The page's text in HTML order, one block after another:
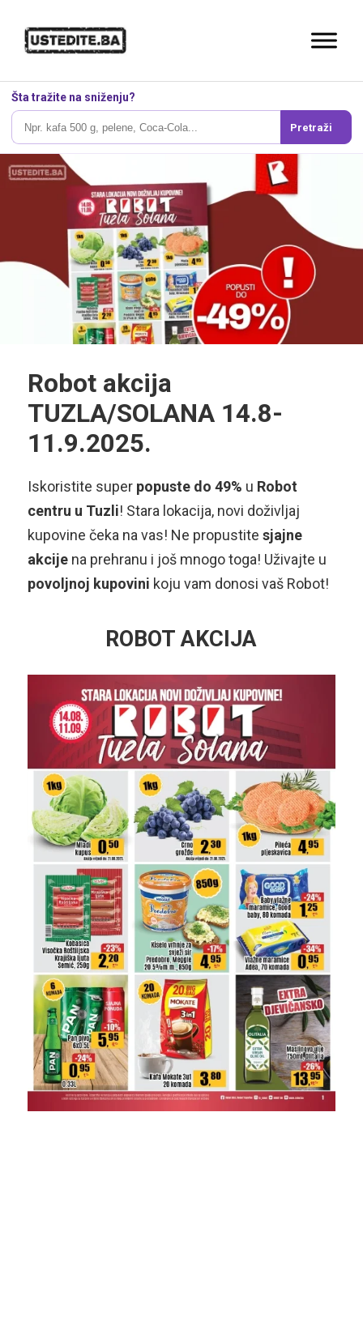
Šta tražite na sniženju?
Pretraži
Robot akcija
TUZLA/SOLANA 14.8-
11.9.2025.
Iskoristite super popuste do 49% u Robot
centru u Tuzli! Stara lokacija, novi doživljaj
kupovine čeka na vas! Ne propustite sjajne
akcije na prehranu i još mnogo toga! Uživajte u
povoljnoj kupovini koju vam donosi vaš Robot!
ROBOT AKCIJA